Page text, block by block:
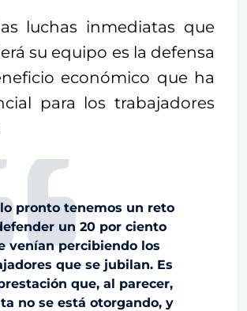
luchas inmediatas que
su equipo es la defensa
económico que ha
para los trabajadores
pronto tenemos un reto
un 20 por ciento
venían percibiendo los
que se jubilan. Es
que, al parecer,
no se está otorgando, y